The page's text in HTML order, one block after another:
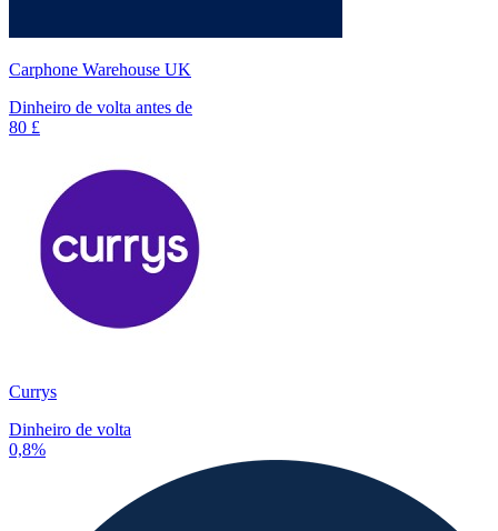
Carphone Warehouse UK
Dinheiro de volta antes de
80 £
Currys
Dinheiro de volta
0,8%